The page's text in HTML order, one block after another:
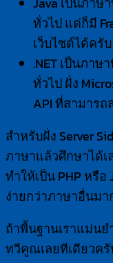
ทั่วไป แต่ก็มี
เว็บไซต์ได้ครับ
.NET เป็นภาษ
ทั่วไป ฝั่ง
API ที่สามารถ
สำหรับฝั่ง Server
ภาษาแล้วศึกษาได้
ทำให้เป็น PHP หรือ
ง่ายกว่าภาษาอื่นม
ถ้าพื้นฐานเราแม่นย
ทวีคูณเลยทีเดียวค